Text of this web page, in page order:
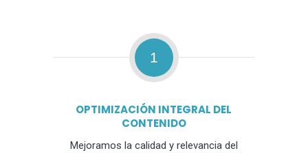
1
OPTIMIZACIÓN INTEGRAL DEL
CONTENIDO
Mejoramos la calidad y relevancia del